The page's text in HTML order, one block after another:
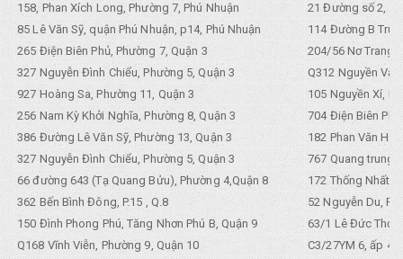
158, Phan Xích Long, Phường 7, Phú Nhuận
21 Đường số 2,
85 Lê Văn Sỹ, quận Phú Nhuận, p14, Phú Nhuận
114 Đường B
265 Điện Biên Phủ, Phường 7, Quận 3
204/56 Nơ Trang
327 Nguyễn Đình Chiểu, Phường 5, Quận 3
Q312 Nguyền
927 Hoàng Sa, Phường 11, Quận 3
105 Nguyền Xí,
256 Nam Kỳ Khởi Nghĩa, Phường 8, Quận 3
704 Điện Biên
386 Đường Lê Văn Sỹ, Phường 13, Quận 3
182 Phan Văn
327 Nguyễn Đình Chiểu, Phường 5, Quận 3
767 Quang trung,
66 đường 643 (Tạ Quang Bửu), Phường 4,Quận 8
172 Thống Nhất.
362 Bến Bình Đông, P.15 , Q.8
52 Nguyễn Du,
150 Đình Phong Phú, Tăng Nhơn Phú B, Quận 9
63/1 Lê Đức Thọ,
Q168 Vĩnh Viễn, Phường 9, Quận 10
C3/27YM 6, ấp 4,